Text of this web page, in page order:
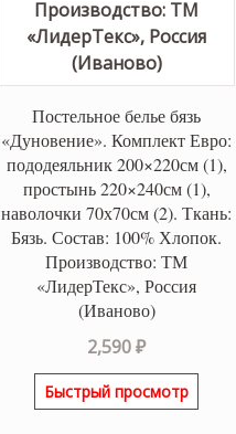
Постельное белье бязь
«Дуновение». Комплект Евро:
пододеяльник 200×220см (1),
простынь 220×240см (1),
наволочки 70х70см (2). Ткань:
Бязь. Состав: 100% Хлопок.
Производство: ТМ
«ЛидерТекс», Россия
(Иваново)
2,590₽
Быстрый просмотр